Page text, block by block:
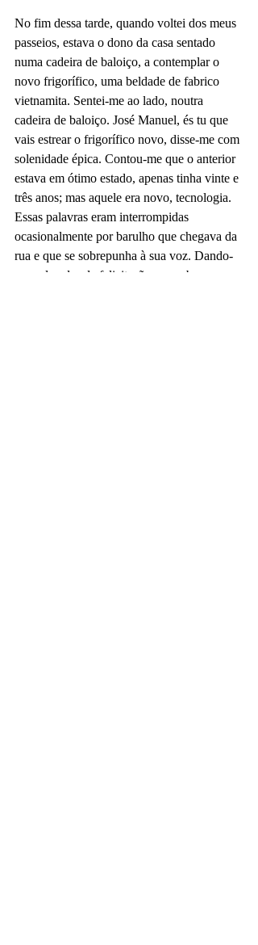
No fim dessa tarde, quando voltei dos meus
passeios, estava o dono da casa sentado
numa cadeira de baloiço, a contemplar o
novo frigorífico, uma beldade de fabrico
vietnamita. Sentei-me ao lado, noutra
cadeira de baloiço. José Manuel, és tu que
vais estrear o frigorífico novo, disse-me com
solenidade épica. Contou-me que o anterior
estava em ótimo estado, apenas tinha vinte e
três anos; mas aquele era novo, tecnologia.
Essas palavras eram interrompidas
ocasionalmente por barulho que chegava da
rua e que se sobrepunha à sua voz. Dando-
me palmadas de felicitação no ombro,